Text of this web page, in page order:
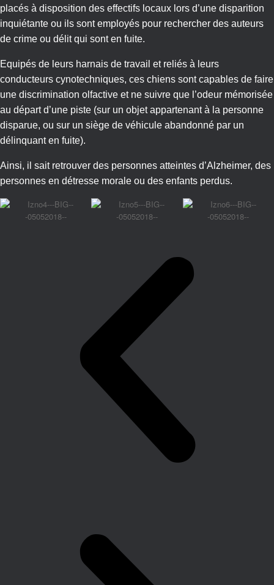
placés à disposition des effectifs locaux lors d’une disparition
inquiétante ou ils sont employés pour rechercher des auteurs
de crime ou délit qui sont en fuite.
Equipés de leurs harnais de travail et reliés à leurs
conducteurs cynotechniques, ces chiens sont capables de faire
une discrimination olfactive et ne suivre que l’odeur mémorisée
au départ d’une piste (sur un objet appartenant à la personne
disparue, ou sur un siège de véhicule abandonné par un
délinquant en fuite).
Ainsi, il sait retrouver des personnes atteintes d’Alzheimer, des
personnes en détresse morale ou des enfants perdus.